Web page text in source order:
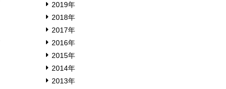
2019年
2018年
2017年
2016年
2015年
2014年
2013年